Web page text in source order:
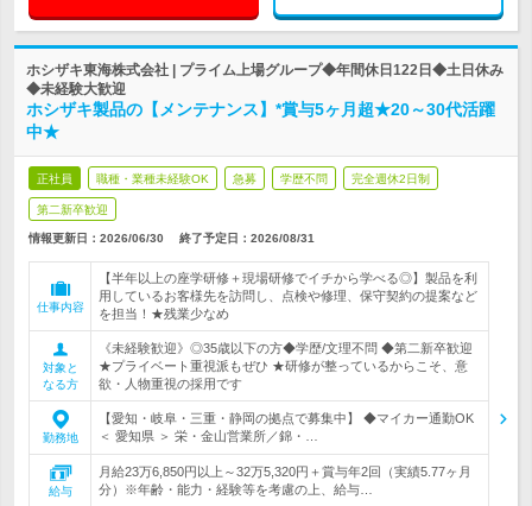
ホシザキ東海株式会社 | プライム上場グループ◆年間休日122日◆土日休み
◆未経験大歓迎
ホシザキ製品の【メンテナンス】*賞与5ヶ月超★20～30代活躍
中★
正社員 職種・業種未経験OK 急募 学歴不問 完全週休2日制
第二新卒歓迎
情報更新日：2026/06/30 終了予定日： 2026/08/31
仕事内容
【半年以上の座学研修＋現場研修でイチから学べる◎】製品を利
用しているお客様先を訪問し、点検や修理、保守契約の提案など
を担当！★残業少なめ
対象と
なる方
《未経験歓迎》◎35歳以下の方◆学歴/文理不問 ◆第二新卒歓迎
★プライベート重視派もぜひ ★研修が整っているからこそ、意
欲・人物重視の採用です
勤務地
【愛知・岐阜・三重・静岡の拠点で募集中】 ◆マイカー通勤OK
＜ 愛知県 ＞ 栄・金山営業所／錦・…
給与
月給23万6,850円以上～32万5,320円＋賞与年2回（実績5.77ヶ月
分）※年齢・能力・経験等を考慮の上、給与…